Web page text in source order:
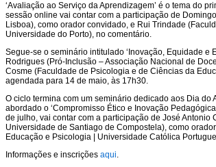
‘Avaliação ao Serviço da Aprendizagem’ é o tema do
sessão online vai contar com a participação de
Lisboa), como orador convidado, e Rui Trindade
Universidade do Porto), no comentário.
Segue-se o seminário intitulado ‘Inovação, Equidade e
Rodrigues (Pró-Inclusão – Associação Nacional de
Cosme (Faculdade de Psicologia e de Ciências da
agendada para 14 de maio, às 17h30.
O ciclo termina com um seminário dedicado aos Dia
abordado o ‘Compromisso Ético e Inovação
de julho, vai contar com a participação de José Antonio
Universidade de Santiago de Compostela), como
Educação e Psicologia | Universidade Católica
Informações e inscrições aqui.